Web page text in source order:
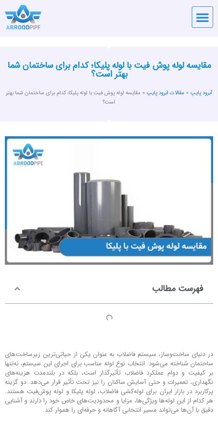
مقایسه لوله پوش فیت با لوله پلیکا؛ کدام برای ساختمان شما
بهتر است؟
آبرود پایپ » مقالات ابرود پایپ » مقایسه لوله پوش فیت با لوله پلیکا؛ کدام برای ساختمان شما بهتر
است؟
فهرست مطالب
در دنیای ساخت‌وساز، سیستم فاضلاب به عنوان یکی از حیاتی‌ترین زیرساخت‌های
ساختمان شناخته می‌شود. انتخاب نوع لوله مناسب برای اجرای این سیستم، نه‌تنها
بر کیفیت و دوام عملکرد فاضلاب تأثیرگذار است، بلکه در بلندمدت هزینه‌های
نگهداری، تعمیرات و حتی آسایش ساکنان را نیز تحت تأثیر قرار می‌دهد. دو گزینه
پرکاربرد در بازار ایران برای لوله‌کشی فاضلاب، لوله پلیکا و لوله پوش‌فیت هستند.
هر کدام از این لوله‌ها ویژگی‌ها، مزایا و محدودیت‌های خاص خود را دارند و آشنایی
دقیق با آن‌ها می‌تواند مسیر انتخابی آگاهانه و حرفه‌ای را هموار کند.